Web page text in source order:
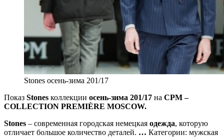
Stones осень-зима 201/17
Показ Stones коллекции осень-зима 201/17 на CPM –
COLLECTION PREMIÈRE MOSCOW.
Stones – современная городская немецкая одежда, которую
отличает большое количество деталей. … Категории: мужская